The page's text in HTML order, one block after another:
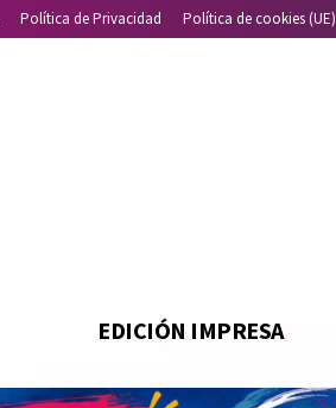
Política de Privacidad Política de cookies (UE)
EDICIÓN IMPRESA